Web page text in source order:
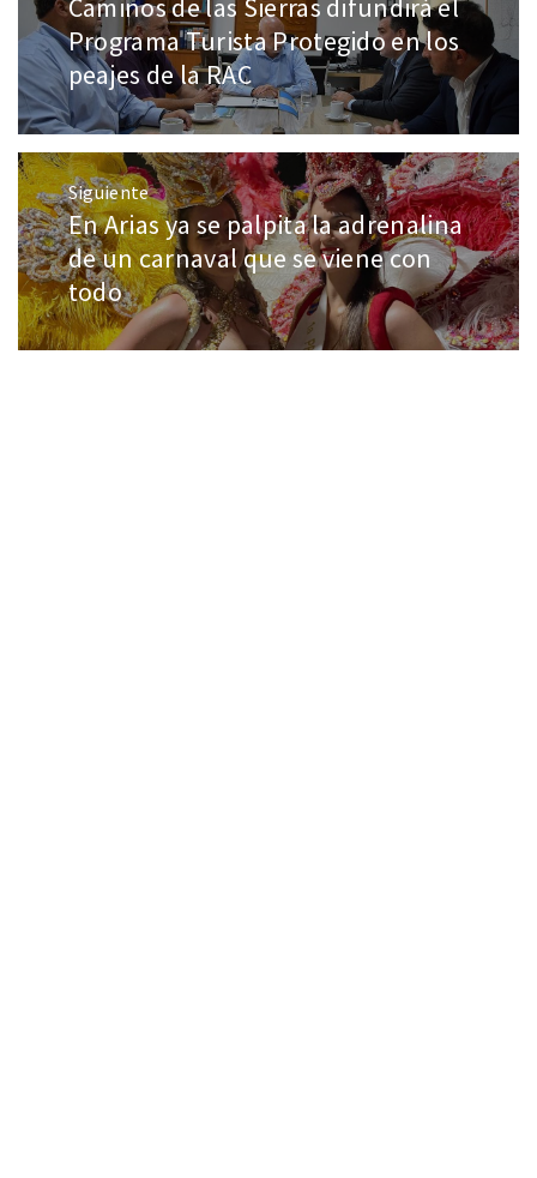
Caminos de las Sierras difundirá el
Programa Turista Protegido en los
peajes de la RAC
Siguiente
En Arias ya se palpita la adrenalina
de un carnaval que se viene con
todo